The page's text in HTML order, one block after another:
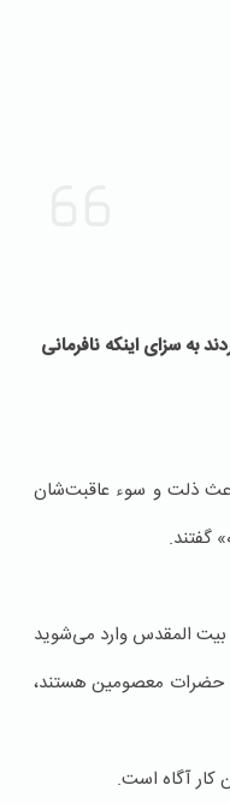
به سزاى اينكه نافرمانى
ذلت و سوء عاقبت‌شان
گفتند.
بیت المقدس وارد می‌شوید
حضرات معصومین هستند،
کار آگاه است.